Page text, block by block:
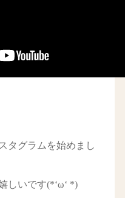
タグラムを始めまし
しいです(*‘ω‘ *)